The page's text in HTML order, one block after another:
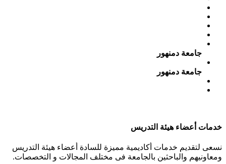
جامعة دمنهور
جامعة دمنهور
خدمات أعضاء هيئة التدريس
نسعى لتقديم خدمات أكاديمية مميزة للسادة أعضاء هيئة التدريس
ومعاونيهم والباحثين بالجامعة فى مختلف المجالات و التخصصات.